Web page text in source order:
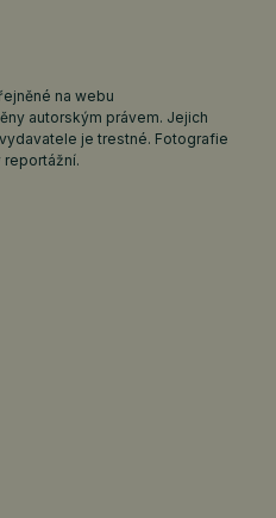
na webu
autorským právem. Jejich
je trestné. Fotografie
reportážní.